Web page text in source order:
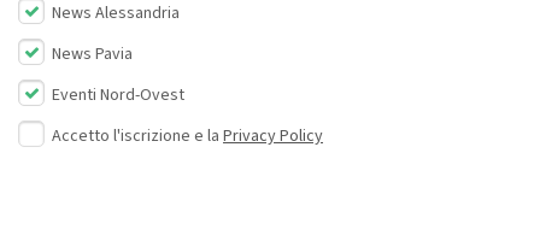
News Alessandria
News Pavia
Eventi Nord-Ovest
Accetto l'iscrizione e la Privacy Policy